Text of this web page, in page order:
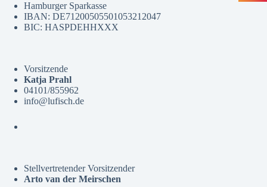
Hamburger Sparkasse
IBAN: DE71200505501053212047
BIC: HASPDEHHXXX
Vorsitzende
Katja Prahl
04101/855962
info@lufisch.de
Stellvertretender Vorsitzender
Arto van der Meirschen